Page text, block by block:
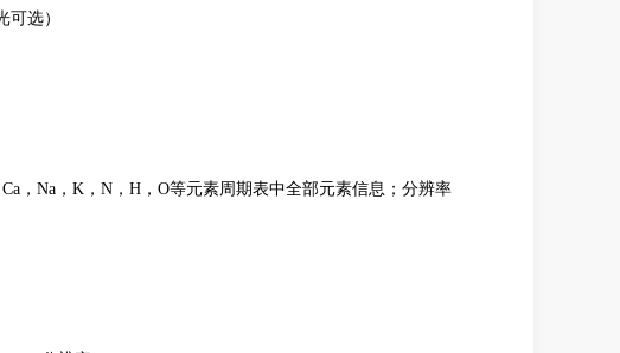
可选）
，Na，K，N，H，O等元素周期表中全部元素信息；分辨率